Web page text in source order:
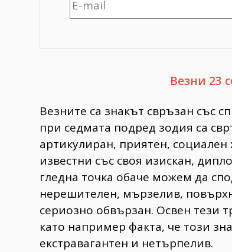
Везни 23
Везните са знакът свръзан със
при седмата подред зодия са
артикулиран, приятен, социален
известни със своя изискан,
гледна точка обаче можем да
нерешителен, мързелив,
сериозно обвързан. Освен тези
като например факта, че този
екстравагантен и нетърпелив.